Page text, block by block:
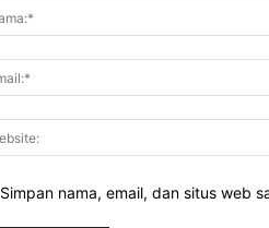
Simpan nama, email, dan situs web